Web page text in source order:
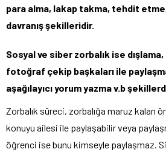
para alma, lakap takma, tehdit
davranış şekilleridir.
Sosyal ve siber zorbalık ise
fotoğraf çekip başkaları ile
aşağılayıcı yorum yazma v.b
Zorbalık süreci, zorbalığa maruz kalan
konuyu ailesi ile paylaşabilir veya
öğrenci ise bunu kimseyle paylaşmaz.